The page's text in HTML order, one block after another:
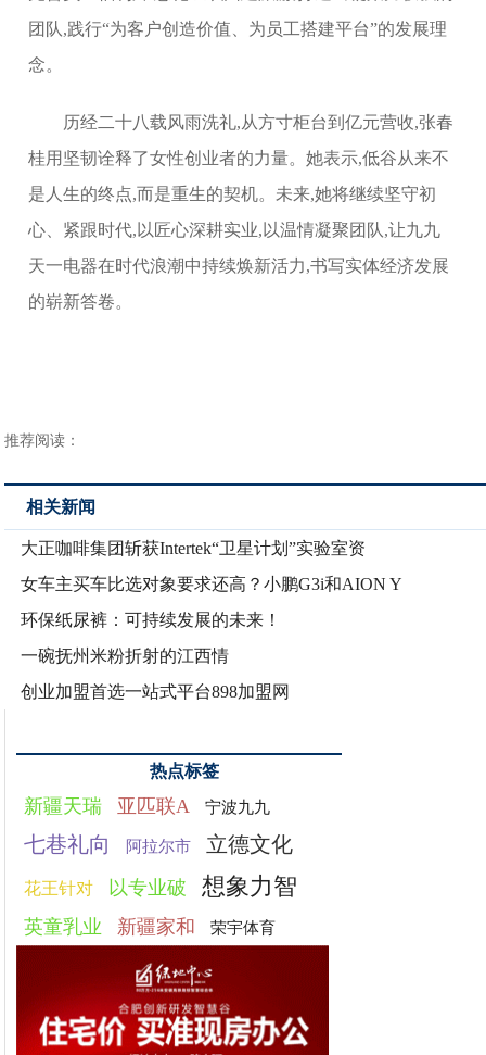
团队,践行“为客户创造价值、为员工搭建平台”的发展理
念。
历经二十八载风雨洗礼,从方寸柜台到亿元营收,张春
桂用坚韧诠释了女性创业者的力量。她表示,低谷从来不
是人生的终点,而是重生的契机。未来,她将继续坚守初
心、紧跟时代,以匠心深耕实业,以温情凝聚团队,让九九
天一电器在时代浪潮中持续焕新活力,书写实体经济发展
的崭新答卷。
推荐阅读：
相关新闻
大正咖啡集团斩获Intertek“卫星计划”实验室资
女车主买车比选对象要求还高？小鹏G3i和AION Y
环保纸尿裤：可持续发展的未来！
一碗抚州米粉折射的江西情
创业加盟首选一站式平台898加盟网
热点标签
新疆天瑞 亚匹联A 宁波九九
七巷礼向 阿拉尔市 立德文化
花王针对 以专业破 想象力智
英童乳业 新疆家和 荣宇体育